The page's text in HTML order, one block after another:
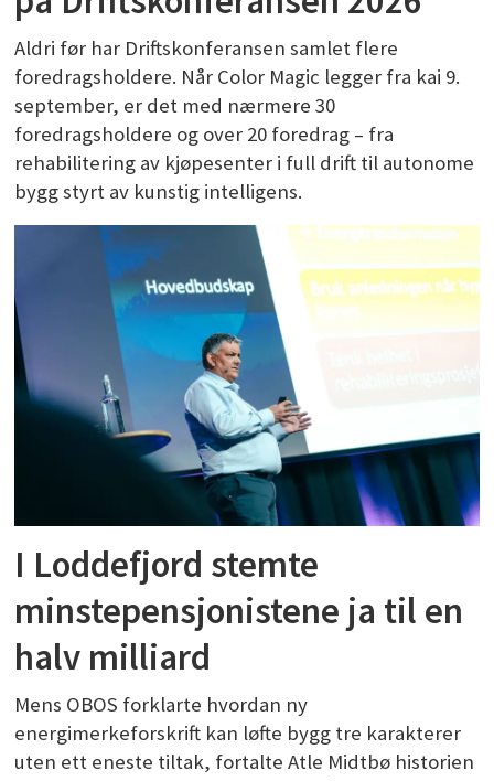
Aldri før har Driftskonferansen samlet flere
foredragsholdere. Når Color Magic legger fra kai 9.
september, er det med nærmere 30
foredragsholdere og over 20 foredrag – fra
rehabilitering av kjøpesenter i full drift til autonome
bygg styrt av kunstig intelligens.
I Loddefjord stemte
minstepensjonistene ja til en
halv milliard
Mens OBOS forklarte hvordan ny
energimerkeforskrift kan løfte bygg tre karakterer
uten ett eneste tiltak, fortalte Atle Midtbø historien